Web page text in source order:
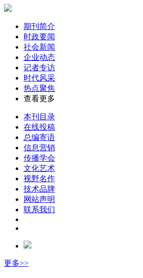
期刊简介
时政要闻
社会新闻
企业动态
记者专访
时代风采
热点聚焦
查看更多
本刊目录
在线投稿
总编寄语
信息营销
传播学会
文化艺术
视野名作
技术品牌
网站声明
联系我们
更多>>